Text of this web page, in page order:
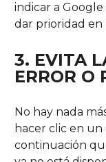
indicar a
dar prioridad en
3. EVITA
ERROR O
No hay nada
hacer clic en
continuación